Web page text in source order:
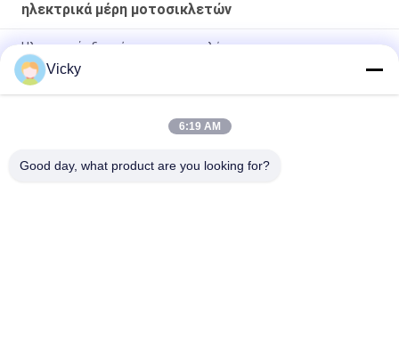
ηλεκτρικά μέρη μοτοσικλετών
Ηλεκτρικά εξαρτήματα μοτοσυκλέτας
Ηλεκτρικός σύνδεσμος αναμεταδότης μοτοσυκλέτας Kriss
100 για αγοραστές B2B Καλή απόδοση Άντρας 6,3mm
Ηλεκτρικό ρελέ διακόπτη μοτοσυκλέτας για NOUVO αρσενικό
Vicky
6:19 AM
Good day, what product are you looking for?